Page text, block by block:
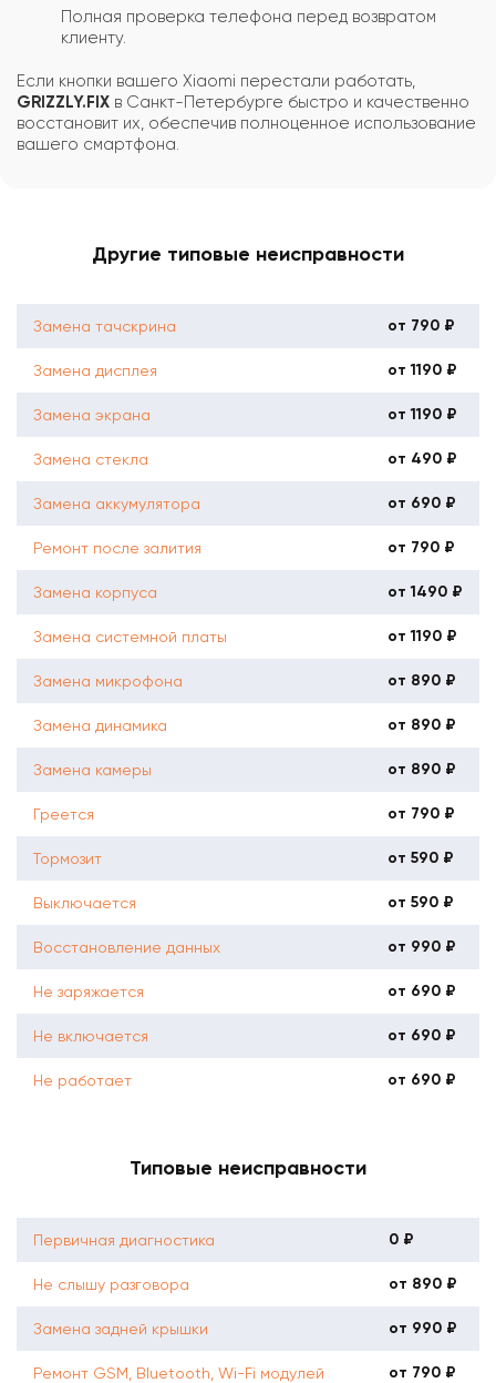
Полная проверка телефона перед возвратом
клиенту.
Если кнопки вашего Xiaomi перестали работать,
GRIZZLY.FIX в Санкт-Петербурге быстро и качественно
восстановит их, обеспечив полноценное использование
вашего смартфона.
Другие типовые неисправности
Замена тачскрина от 790 ₽
Замена дисплея от 1190 ₽
Замена экрана от 1190 ₽
Замена стекла от 490 ₽
Замена аккумулятора от 690 ₽
Ремонт после залития от 790 ₽
Замена корпуса от 1490 ₽
Замена системной платы от 1190 ₽
Замена микрофона от 890 ₽
Замена динамика от 890 ₽
Замена камеры от 890 ₽
Греется от 790 ₽
Тормозит от 590 ₽
Выключается от 590 ₽
Восстановление данных от 990 ₽
Не заряжается от 690 ₽
Не включается от 690 ₽
Не работает от 690 ₽
Типовые неисправности
Первичная диагностика 0 ₽
Не слышу разговора от 890 ₽
Замена задней крышки от 990 ₽
Ремонт GSM, Bluetooth, Wi-Fi модулей от 790 ₽